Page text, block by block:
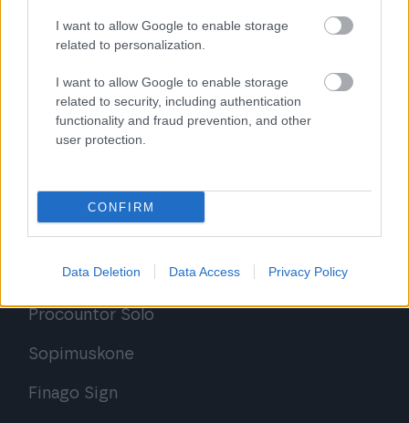
I want to allow Google to enable storage
related to personalization.
I want to allow Google to enable storage
related to security, including authentication
functionality and fraud prevention, and other
user protection.
CONFIRM
Data Deletion Data Access Privacy Policy
Takaisin etusivulle
Ratkaisut
Procountor
Procountor Solo
Sopimuskone
Finago Sign